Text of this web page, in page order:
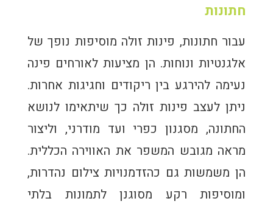
חתונות
עבור חתונות, פינות זולה מוסיפות נופך של
אלגנטיות ונוחות. הן מציעות לאורחים פינה
נעימה להירגע בין ריקודים וחגיגות אחרות.
ניתן לעצב פינות זולה כך שיתאימו לנושא
החתונה, מסגנון כפרי ועד מודרני, וליצור
מראה מגובש המשפר את האווירה הכללית.
הן משמשות גם כהזדמנויות צילום נהדרות,
ומוסיפות רקע מסוגנן לתמונות בלתי